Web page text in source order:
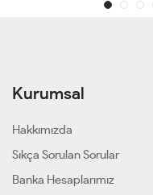
Kurumsal
Hakkımızda
Sıkça Sorulan Sorular
Banka Hesaplarımız